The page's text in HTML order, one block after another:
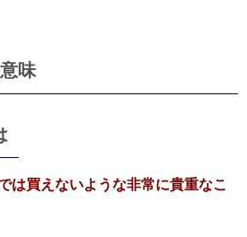
味
は買えないような非常に貴重なこ